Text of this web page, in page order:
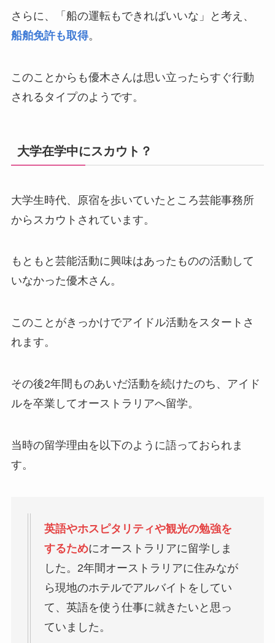
さらに、「船の運転もできればいいな」と考え、
船舶免許も取得。
このことからも優木さんは思い立ったらすぐ行動
されるタイプのようです。
大学在学中にスカウト？
大学生時代、原宿を歩いていたところ芸能事務所
からスカウトされています。
もともと芸能活動に興味はあったものの活動して
いなかった優木さん。
このことがきっかけでアイドル活動をスタートさ
れます。
その後2年間ものあいだ活動を続けたのち、アイド
ルを卒業してオーストラリアへ留学。
当時の留学理由を以下のように語っておられま
す。
英語やホスピタリティや観光の勉強を
するためにオーストラリアに留学しま
した。2年間オーストラリアに住みなが
ら現地のホテルでアルバイトをしてい
て、英語を使う仕事に就きたいと思っ
ていました。